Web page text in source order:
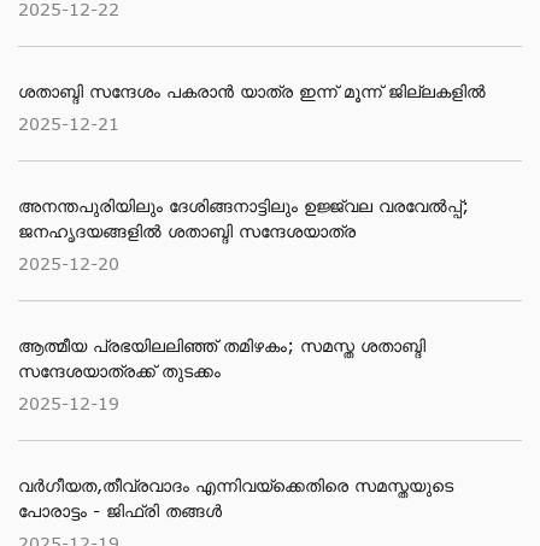
2025-12-22
ശതാബ്ദി സന്ദേശം പകരാൻ യാത്ര ഇന്ന് മൂന്ന് ജില്ലകളിൽ
2025-12-21
അനന്തപുരിയിലും ദേശിങ്ങനാട്ടിലും ഉജ്ജ്വല വരവേൽപ്പ്;
ജനഹൃദയങ്ങളിൽ ശതാബ്ദി സന്ദേശയാത്ര
2025-12-20
ആത്മീയ പ്രഭയിലലിഞ്ഞ് തമിഴകം; സമസ്ത ശതാബ്ദി
സന്ദേശയാത്രക്ക് തുടക്കം
2025-12-19
വർഗീയത,തീവ്രവാദം എന്നിവയ്ക്കെതിരെ സമസ്തയുടെ
പോരാട്ടം - ജിഫ്‌രി തങ്ങൾ